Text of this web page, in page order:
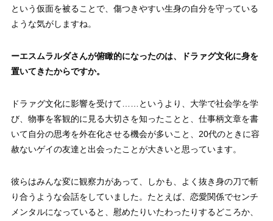
という仮面を被ることで、傷つきやすい生身の自分を守っている
ような気がしますね。
ーエスムラルダさんが俯瞰的になったのは、ドラァグ文化に身を
置いてきたからですか。
ドラァグ文化に影響を受けて……というより、大学で社会学を学
び、物事を客観的に見る大切さを知ったことと、仕事柄文章を書
いて自分の思考を外在化させる機会が多いこと、20代のときに容
赦ないゲイの友達と出会ったことが大きいと思っています。
彼らはみんな変に観察力があって、しかも、よく抜き身の刀で斬
り合うような会話をしていました。たとえば、恋愛関係でセンチ
メンタルになっていると、慰めたりいたわったりするどころか、